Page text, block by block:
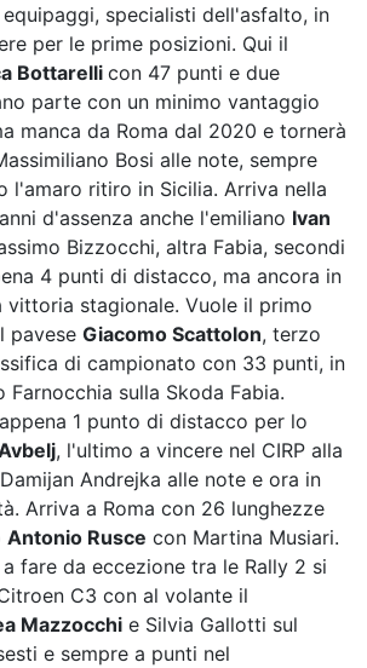
specialisti dell'asfalto, in
per le prime posizioni. Qui il
Bottarelli con 47 punti e due
parte con un minimo vantaggio
manca da Roma dal 2020 e tornerà
Bosi alle note, sempre
l'amaro ritiro in Sicilia. Arriva nella
d'assenza anche l'emiliano Ivan
Bizzocchi, altra Fabia, secondi
4 punti di distacco, ma ancora in
vittoria stagionale. Vuole il primo
pavese Giacomo Scattolon, terzo
di campionato con 33 punti, in
Farnocchia sulla Skoda Fabia.
1 punto di distacco per lo
, l'ultimo a vincere nel CIRP alla
Andrejka alle note e ora in
Arriva a Roma con 26 lunghezze
Antonio Rusce con Martina Musiari.
fare da eccezione tra le Rally 2 si
C3 con al volante il
Mazzocchi e Silvia Gallotti sul
e sempre a punti nel